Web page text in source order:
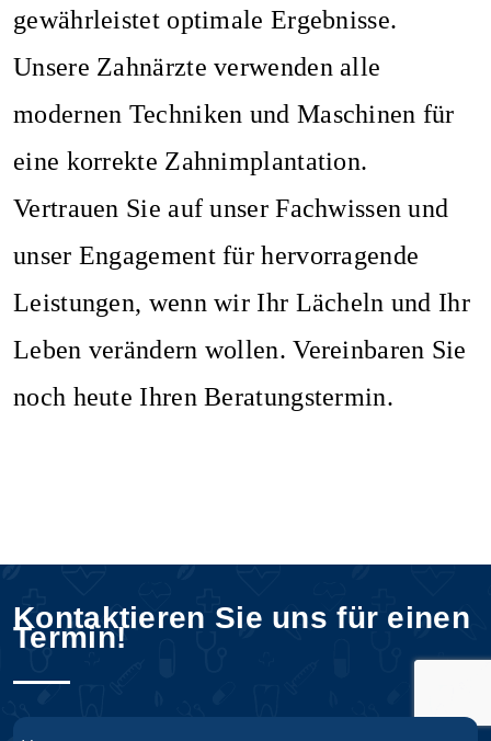
gewährleistet optimale Ergebnisse.
Unsere Zahnärzte verwenden alle
modernen Techniken und Maschinen für
eine korrekte Zahnimplantation.
Vertrauen Sie auf unser Fachwissen und
unser Engagement für hervorragende
Leistungen, wenn wir Ihr Lächeln und Ihr
Leben verändern wollen. Vereinbaren Sie
noch heute Ihren Beratungstermin.
Kontaktieren Sie uns für einen
Termin!